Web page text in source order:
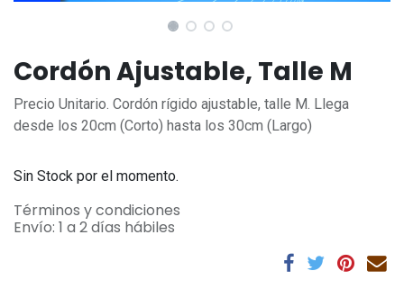
Cordón Ajustable, Talle M
Precio Unitario. Cordón rígido ajustable, talle M. Llega
desde los 20cm (Corto) hasta los 30cm (Largo)
Sin Stock por el momento.
Términos y condiciones
Envío: 1 a 2 días hábiles